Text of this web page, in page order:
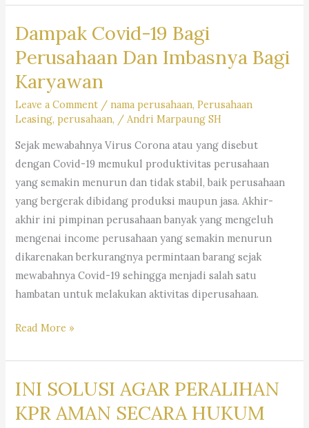
&
PEMBELAAN
PROFESI
ADVOKAT
DPC
PERADI
BANDUNG
Dampak Covid-19 Bagi
Perusahaan Dan Imbasnya Bagi
Karyawan
Leave a Comment /nama perusahaan,Perusahaan
Leasing,perusahaan, / Andri Marpaung SH
Sejak mewabahnya Virus Corona atau yang disebut
dengan Covid-19 memukul produktivitas perusahaan
yang semakin menurun dan tidak stabil, baik perusahaan
yang bergerak dibidang produksi maupun jasa. Akhir-
akhir ini pimpinan perusahaan banyak yang mengeluh
mengenai income perusahaan yang semakin menurun
dikarenakan berkurangnya permintaan barang sejak
mewabahnya Covid-19 sehingga menjadi salah satu
hambatan untuk melakukan aktivitas diperusahaan.
Dampak
19
Bagi
Dan
Read More »
INI SOLUSI AGAR PERALIHAN
KPR AMAN SECARA HUKUM